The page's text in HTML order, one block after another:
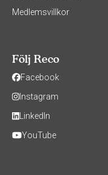
Medlemsvillkor
Följ Reco
Facebook
Instagram
LinkedIn
YouTube